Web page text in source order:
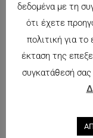
δεδομένα με τη
ότι έχετε
πολιτική για
έκταση της
συγκατάθεσή σας